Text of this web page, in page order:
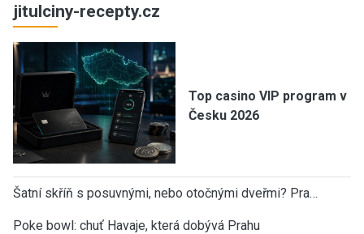
jitulciny-recepty.cz
Top casino VIP program v
Česku 2026
Šatní skříň s posuvnými, nebo otočnými dveřmi? Pra…
Poke bowl: chuť Havaje, která dobývá Prahu